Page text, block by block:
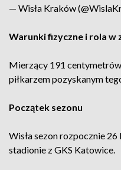
— Wisła Kraków
Warunki fizyczne i rola w
Mierzący 191
piłkarzem pozyskanym
Początek sezonu
Wisła sezon rozpocznie 26
stadionie z GKS Katowice.